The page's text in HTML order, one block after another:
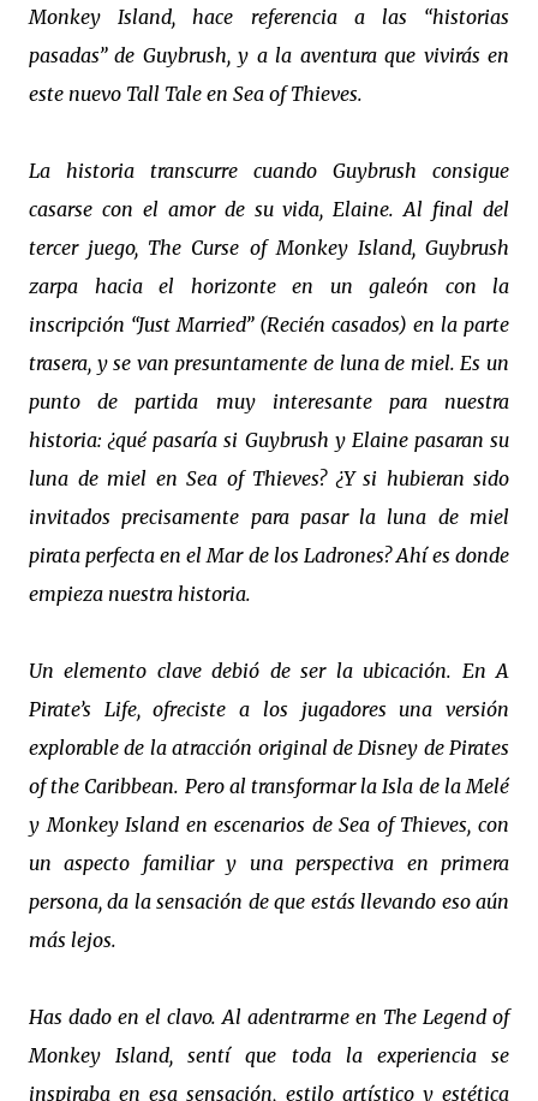
Monkey Island, hace referencia a las “historias
pasadas” de Guybrush, y a la aventura que vivirás en
este nuevo Tall Tale en Sea of Thieves.
La historia transcurre cuando Guybrush consigue
casarse con el amor de su vida, Elaine. Al final del
tercer juego, The Curse of Monkey Island, Guybrush
zarpa hacia el horizonte en un galeón con la
inscripción “Just Married” (Recién casados) en la parte
trasera, y se van presuntamente de luna de miel. Es un
punto de partida muy interesante para nuestra
historia: ¿qué pasaría si Guybrush y Elaine pasaran su
luna de miel en Sea of Thieves? ¿Y si hubieran sido
invitados precisamente para pasar la luna de miel
pirata perfecta en el Mar de los Ladrones? Ahí es donde
empieza nuestra historia.
Un elemento clave debió de ser la ubicación. En A
Pirate’s Life, ofreciste a los jugadores una versión
explorable de la atracción original de Disney de Pirates
of the Caribbean. Pero al transformar la Isla de la Melé
y Monkey Island en escenarios de Sea of Thieves, con
un aspecto familiar y una perspectiva en primera
persona, da la sensación de que estás llevando eso aún
más lejos.
Has dado en el clavo. Al adentrarme en The Legend of
Monkey Island, sentí que toda la experiencia se
inspiraba en esa sensación, estilo artístico y estética